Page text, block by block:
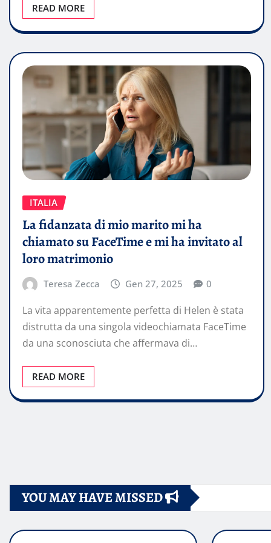
READ MORE
ITALIA
La fidanzata di mio marito mi ha
chiamato su FaceTime e mi ha invitato al
loro matrimonio
Teresa Zecca Gen 27, 2025 0
La vita apparentemente perfetta di Helen è stata
distrutta da una singola videochiamata FaceTime
da una sconosciuta che affermava di…
READ MORE
articoli
YOU MAY HAVE MISSED